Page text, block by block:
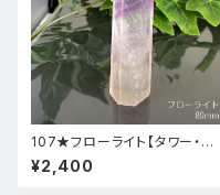
107★フローライト【タワー・ポ
イント】天然石パワーストーンイ
ンテリア置物新品
¥2,400